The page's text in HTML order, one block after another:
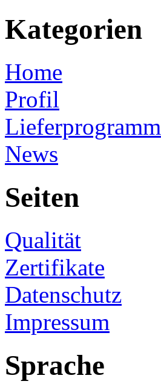
Kategorien
Home
Profil
Lieferprogramm
News
Seiten
Qualität
Zertifikate
Datenschutz
Impressum
Sprache